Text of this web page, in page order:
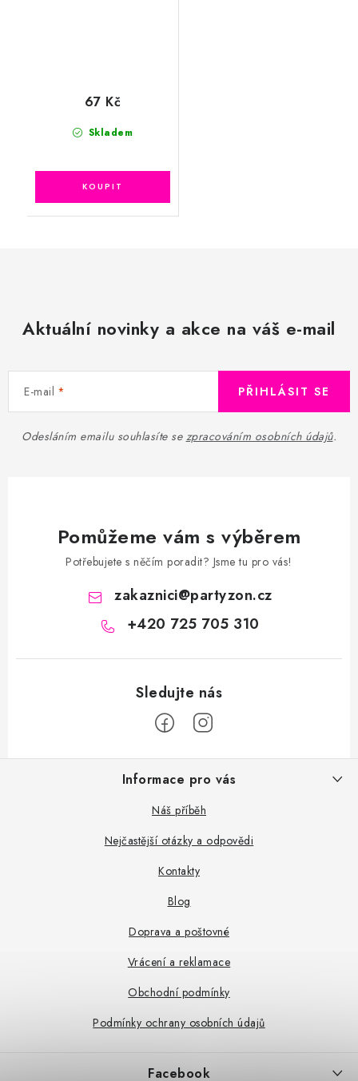
Skladem
67 Kč
Aktuální novinky a akce na váš e-mail
E-mail
Odesláním emailu souhlasíte se zpracováním osobních údajů.
PŘIHLÁSIT SE
Pomůžeme vám s výběrem
Potřebujete s něčím poradit? Jsme tu pro vás!
zakaznici@partyzon.cz
+420 725 705 310
Z
Informace pro vás
Náš příběh
Nejčastější otázky a odpovědi
Kontakty
Blog
Doprava a poštovné
Vrácení a reklamace
Obchodní podmínky
Podmínky ochrany osobních údajů
Facebook